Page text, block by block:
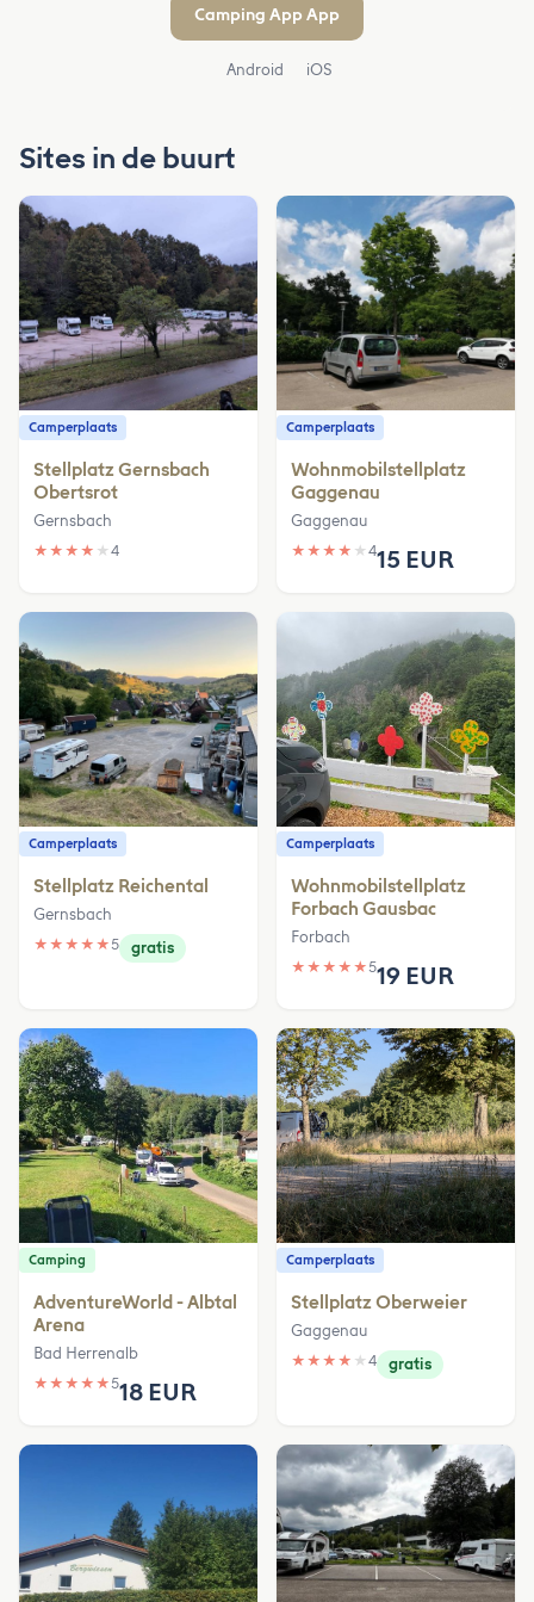
Camping App App
Android iOS
Sites in de buurt
Camperplaats
Stellplatz Gernsbach
Obertsrot
Gernsbach
★ ★ ★ ★ ★ 4
Camperplaats
Wohnmobilstellplatz
Gaggenau
Gaggenau
★ ★ ★ ★ ★ 415 EUR
Camperplaats
Stellplatz Reichental
Gernsbach
★ ★ ★ ★ ★5 gratis
Camperplaats
Wohnmobilstellplatz
Forbach Gausbac
Forbach
★ ★ ★ ★ ★519 EUR
Camping
AdventureWorld - Albtal
Arena
Bad Herrenalb
★ ★ ★ ★ ★518 EUR
Camperplaats
Stellplatz Oberweier
Gaggenau
★ ★ ★ ★ ★ 4 gratis